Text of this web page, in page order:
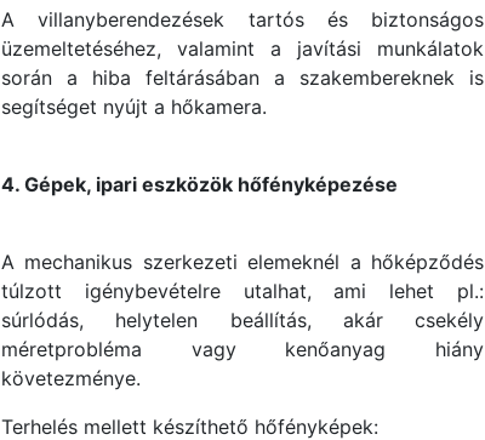
A villanyberendezések tartós és biztonságos
üzemeltetéséhez, valamint a javítási munkálatok
során a hiba feltárásában a szakembereknek is
segítséget nyújt a hőkamera.
4. Gépek, ipari eszközök hőfényképezése
A mechanikus szerkezeti elemeknél a hőképződés
túlzott igénybevételre utalhat, ami lehet pl.:
súrlódás, helytelen beállítás, akár csekély
méretprobléma vagy kenőanyag hiány
követezménye.
Terhelés mellett készíthető hőfényképek: